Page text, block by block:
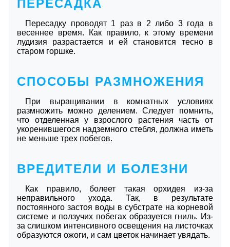
ПЕРЕСАДКА
Пересадку проводят 1 раз в 2 либо 3 года в
весеннее время. Как правило, к этому времени
лудизия разрастается и ей становится тесно в
старом горшке.
СПОСОБЫ РАЗМНОЖЕНИЯ
При выращивании в комнатных условиях
размножить можно делением. Следует помнить,
что отделенная у взрослого растения часть от
укоренившегося надземного стебля, должна иметь
не меньше трех побегов.
ВРЕДИТЕЛИ И БОЛЕЗНИ
Как правило, болеет такая орхидея из-за
неправильного ухода. Так, в результате
постоянного застоя воды в субстрате на корневой
системе и ползучих побегах образуется гниль. Из-
за слишком интенсивного освещения на листочках
образуются ожоги, и сам цветок начинает увядать.